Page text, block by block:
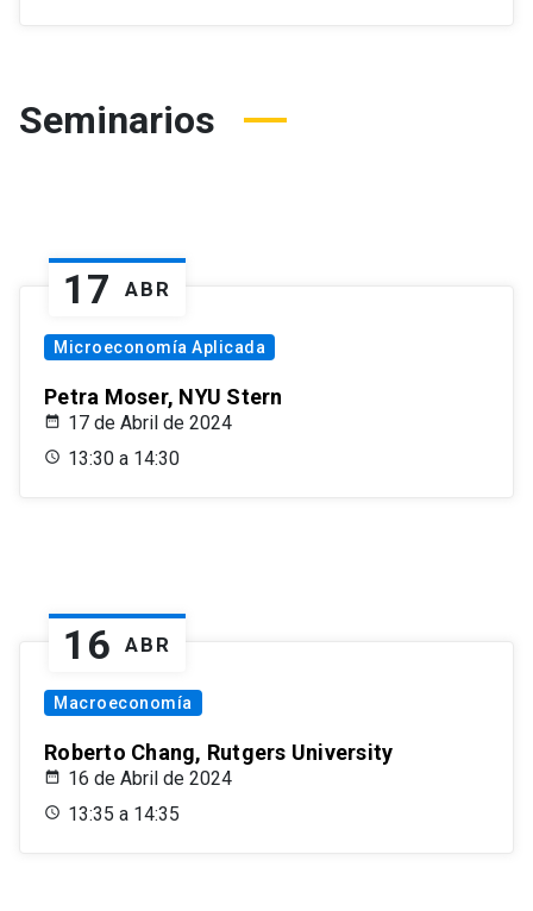
Seminarios
17 ABR
Microeconomía Aplicada
Petra Moser, NYU Stern
17 de Abril de 2024
13:30 a 14:30
16 ABR
Macroeconomía
Roberto Chang, Rutgers University
16 de Abril de 2024
13:35 a 14:35